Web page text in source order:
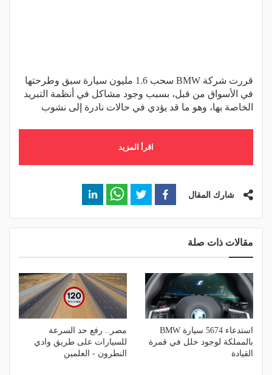
قررت شركة BMW سحب 1.6 مليون سيارة سبق وطرحتها
في الأسواق من قبل، بسبب وجود مشاكل في أنظمة التبريد
الخاصة بها، وهو ما قد يؤدي في حالات نادرة إلى نشوب
اقرأ المزيد
شارك المقال
مقالات ذات صلة
استدعاء 5674 سيارة BMW
بالمملكة لوجود خلل في قمرة
القيادة
مصر.. رفع حد السرعة
للسيارات على طريق وادي
النطرون - العلمين